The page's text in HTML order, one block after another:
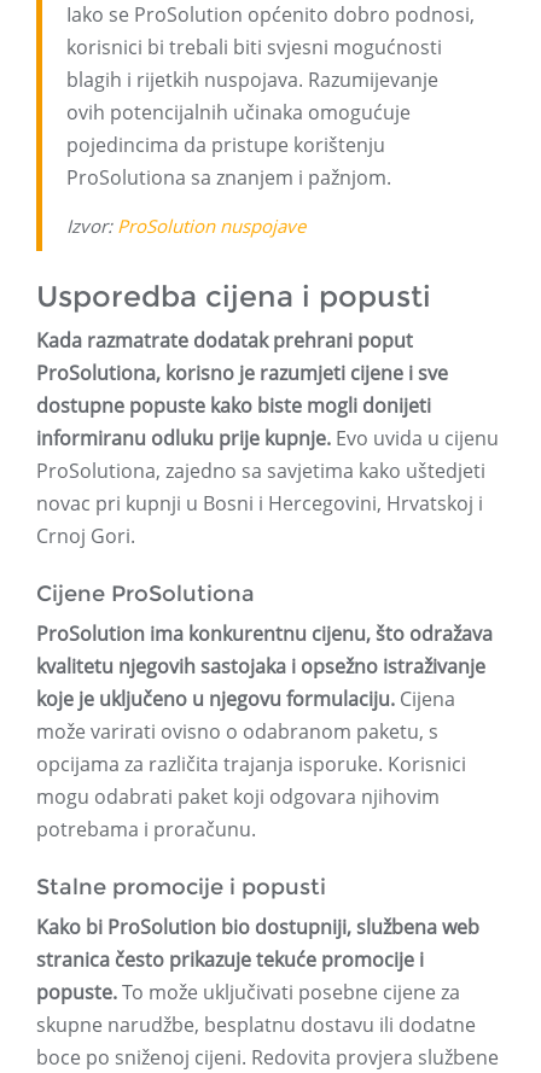
Iako se ProSolution općenito dobro podnosi,
korisnici bi trebali biti svjesni mogućnosti
blagih i rijetkih nuspojava. Razumijevanje
ovih potencijalnih učinaka omogućuje
pojedincima da pristupe korištenju
ProSolutiona sa znanjem i pažnjom.
Izvor: ProSolution nuspojave
Usporedba cijena i popusti
Kada razmatrate dodatak prehrani poput
ProSolutiona, korisno je razumjeti cijene i sve
dostupne popuste kako biste mogli donijeti
informiranu odluku prije kupnje. Evo uvida u cijenu
ProSolutiona, zajedno sa savjetima kako uštedjeti
novac pri kupnji u Bosni i Hercegovini, Hrvatskoj i
Crnoj Gori.
Cijene ProSolutiona
ProSolution ima konkurentnu cijenu, što odražava
kvalitetu njegovih sastojaka i opsežno istraživanje
koje je uključeno u njegovu formulaciju. Cijena
može varirati ovisno o odabranom paketu, s
opcijama za različita trajanja isporuke. Korisnici
mogu odabrati paket koji odgovara njihovim
potrebama i proračunu.
Stalne promocije i popusti
Kako bi ProSolution bio dostupniji, službena web
stranica često prikazuje tekuće promocije i
popuste.To može uključivati ​​posebne cijene za
skupne narudžbe, besplatnu dostavu ili dodatne
boce po sniženoj cijeni. Redovita provjera službene